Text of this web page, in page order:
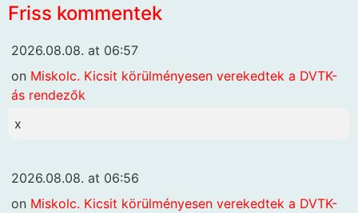
Friss kommentek
2026.08.08. at 06:57
on Miskolc. Kicsit körülményesen verekedtek a DVTK-
ás rendezők
x
2026.08.08. at 06:56
on Miskolc. Kicsit körülményesen verekedtek a DVTK-